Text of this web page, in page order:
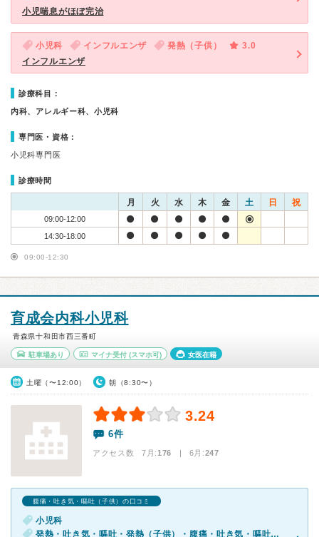
小児喘息がほぼ完治
小児科 インフルエンザ 発熱（子供）
3.0
インフルエンザ
診療科目：
内科、アレルギー科、小児科
専門医・資格：
小児科専門医
診療時間
月 火 水 木 金 土 日 祝
09:00-12:00
14:30-18:00
09:00-12:30
育成会内科小児科
青森県十和田市西三番町
駐車場あり マイナ受付(スマホ可) 女医在籍
土曜（〜12:00） 朝（8:30〜）
3.24
6件
アクセス数 7月:176 | 6月:247
腹痛・吐き気・嘔吐（子供）の口コミ
小児科
発熱・吐き気・嘔吐・発熱（子供）・腹痛・吐き気・嘔吐（子供）・発疹（子供）・咳・呼吸困難（子供）・下痢（子供）